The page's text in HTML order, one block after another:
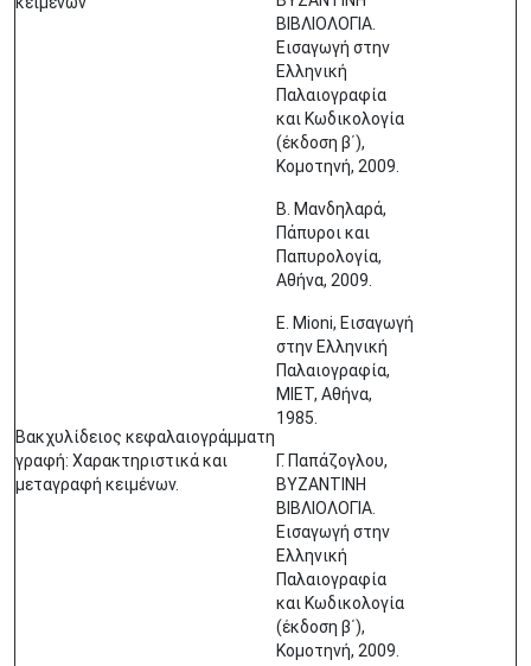
ΒΙΒΛΙΟΛΟΓΙΑ.
Εισαγωγή στην
Ελληνική
Παλαιογραφία
και Κωδικολογία
(έκδοση β΄),
Κομοτηνή, 2009.
Βακχυλίδειος κεφαλαιογράμματη
γραφή: Χαρακτηριστικά και
μεταγραφή κειμένων.
Β. Μανδηλαρά,
Πάπυροι και
Παπυρολογία,
Αθήνα, 2009.
E. Mioni, Εισαγωγή
στην Ελληνική
Παλαιογραφία,
ΜΙΕΤ, Αθήνα,
1985.
Γ. Παπάζογλου,
ΒΥΖΑΝΤΙΝΗ
ΒΙΒΛΙΟΛΟΓΙΑ.
Εισαγωγή στην
Ελληνική
Παλαιογραφία
και Κωδικολογία
(έκδοση β΄),
Κομοτηνή, 2009.